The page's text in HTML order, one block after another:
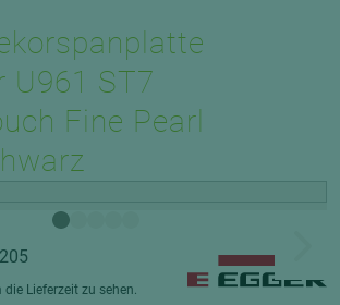
U961 ST7
Fine Pearl
Lieferzeit zu sehen.